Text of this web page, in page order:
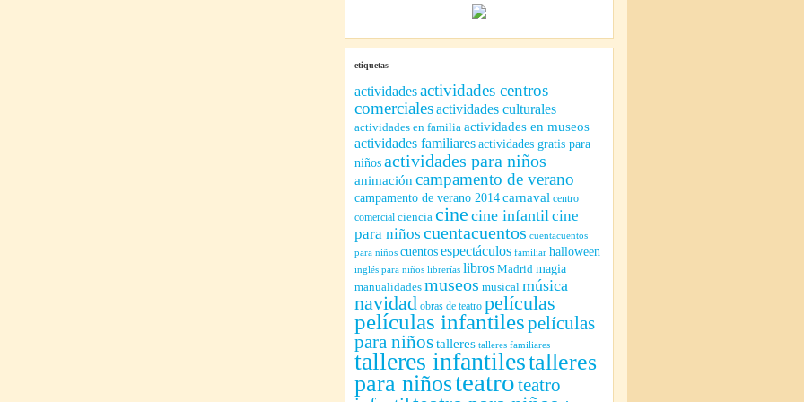
etiquetas
actividadesactividades centros
comercialesactividades culturales
actividades en familia actividades en museos
actividades familiaresactividades gratis para
niñosactividades para niños
animación campamento de verano
campamento de verano 2014carnaval centro
comercial ciencia cine cine infantilcine
para niños cuentacuentos cuentacuentos
para niños cuentosespectáculos familiar halloween
inglés para niños librerías libros Madrid magia
manualidades museos musical música
navidad obras de teatro películas
películas infantilespelículas
para niñostalleres talleres familiares
talleres infantilestalleres
para niñosteatroteatro